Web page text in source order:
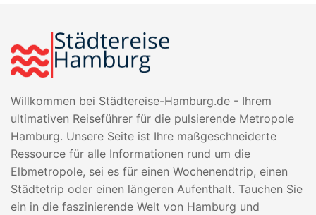
Willkommen bei Städtereise-Hamburg.de - Ihrem
ultimativen Reiseführer für die pulsierende Metropole
Hamburg. Unsere Seite ist Ihre maßgeschneiderte
Ressource für alle Informationen rund um die
Elbmetropole, sei es für einen Wochenendtrip, einen
Städtetrip oder einen längeren Aufenthalt. Tauchen Sie
ein in die faszinierende Welt von Hamburg und